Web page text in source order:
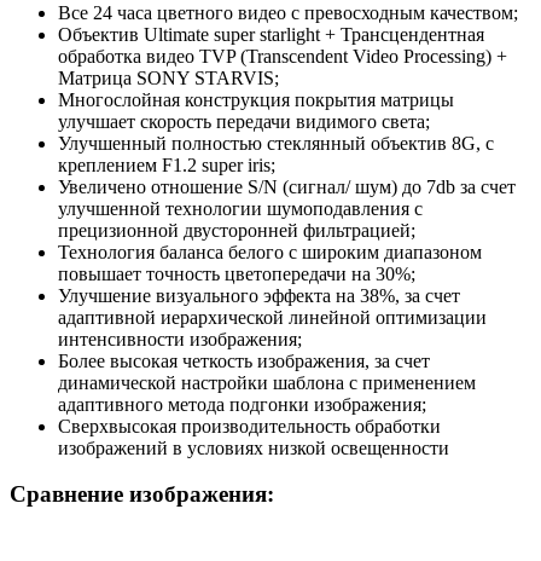
Все 24 часа цветного видео с превосходным качеством;
Объектив Ultimate super starlight + Трансцендентная
обработка видео TVP (Transcendent Video Processing) +
Матрица SONY STARVIS;
Многослойная конструкция покрытия матрицы
улучшает скорость передачи видимого света;
Улучшенный полностью стеклянный объектив 8G, c
креплением F1.2 super iris;
Увеличено отношение S/N (сигнал/ шум) до 7db за счет
улучшенной технологии шумоподавления с
прецизионной двусторонней фильтрацией;
Технология баланса белого с широким диапазоном
повышает точность цветопередачи на 30%;
Улучшение визуального эффекта на 38%, за счет
адаптивной иерархической линейной оптимизации
интенсивности изображения;
Более высокая четкость изображения, за счет
динамической настройки шаблона с применением
адаптивного метода подгонки изображения;
Cверхвысокая производительность обработки
изображений в условиях низкой освещенности
Сравнение изображения: